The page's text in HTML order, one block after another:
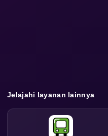
Jelajahi layanan lainnya